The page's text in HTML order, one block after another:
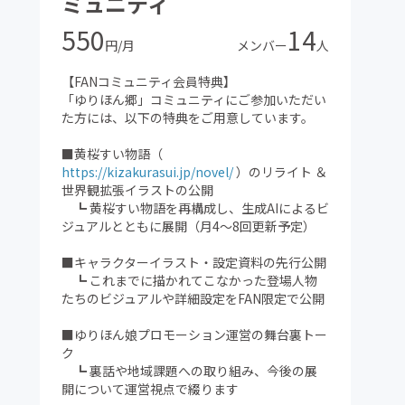
550円/月 メンバー14人
【FANコミュニティ会員特典】
「ゆりほん郷」コミュニティにご参加いただい
た方には、以下の特典をご用意しています。
■黄桜すい物語（
https://kizakurasui.jp/novel/）のリライト ＆
世界観拡張イラストの公開
┗ 黄桜すい物語を再構成し、生成AIによるビ
ジュアルとともに展開（月4～8回更新予定）
■キャラクターイラスト・設定資料の先行公開
┗ これまでに描かれてこなかった登場人物
たちのビジュアルや詳細設定をFAN限定で公開
■ゆりほん娘プロモーション運営の舞台裏トー
ク
┗ 裏話や地域課題への取り組み、今後の展
開について運営視点で綴ります